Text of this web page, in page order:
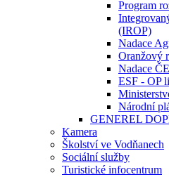
Program
(IROP)
Nadace
Oranžový
Nadace
ESF - OP
Národní
GENEREL
Kamera
Školství ve Vodňanech
Sociální služby
Turistické infocentrum